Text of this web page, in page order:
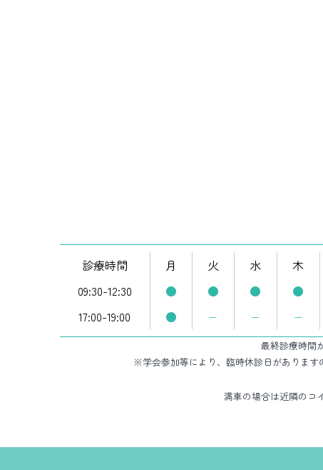
診療時間 月 火 水 木
09:30-12:30
● ● ● ●
17:00-19:00 ● − − −
最終診療時間
※学会参加等により、臨時休診日があります
満車の場合は近隣のコ